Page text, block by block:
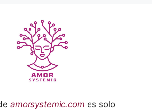
amorsystemic.com es solo